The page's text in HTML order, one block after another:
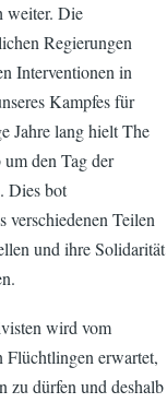
weiter. Die
Regierungen
Interventionen in
Kampfes für
Jahre lang hielt The
den Tag der
Dies bot
verschiedenen Teilen
und ihre Solidarität
wird vom
Flüchtlingen erwartet,
zu dürfen und deshalb